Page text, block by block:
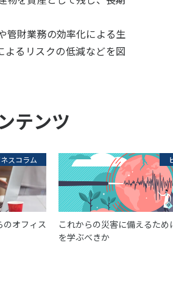
管財業務の効率化による生
るリスクの低減などを図
テンツ
スコラム
のオフィス
これからの災害に備えるため
を学ぶべきか